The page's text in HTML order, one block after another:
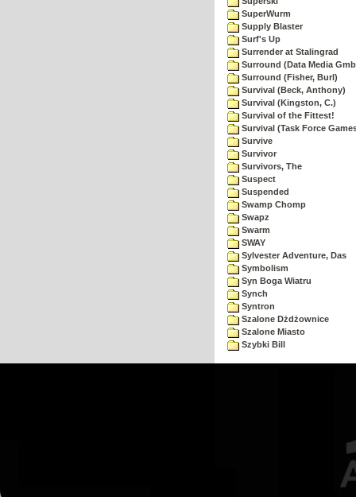
SuperWurm
Supply Blaster
Surf's Up
Surrender at Stalingrad
Surround (Data Media
Surround (Fisher, Burl)
Survival (Beck, Anthony)
Survival (Kingston, C.)
Survival of the Fittest!
Survival (Task Force
Survive
Survivor
Survivors, The
Suspect
Suspended
Swamp Chomp
Swapz
Swarm
SWAY
Sylvester Adventure, Das
Symbolism
Syn Boga Wiatru
Synch
Syntron
Szalone Dżdżownice
Szalone Miasto
Szybki Bill